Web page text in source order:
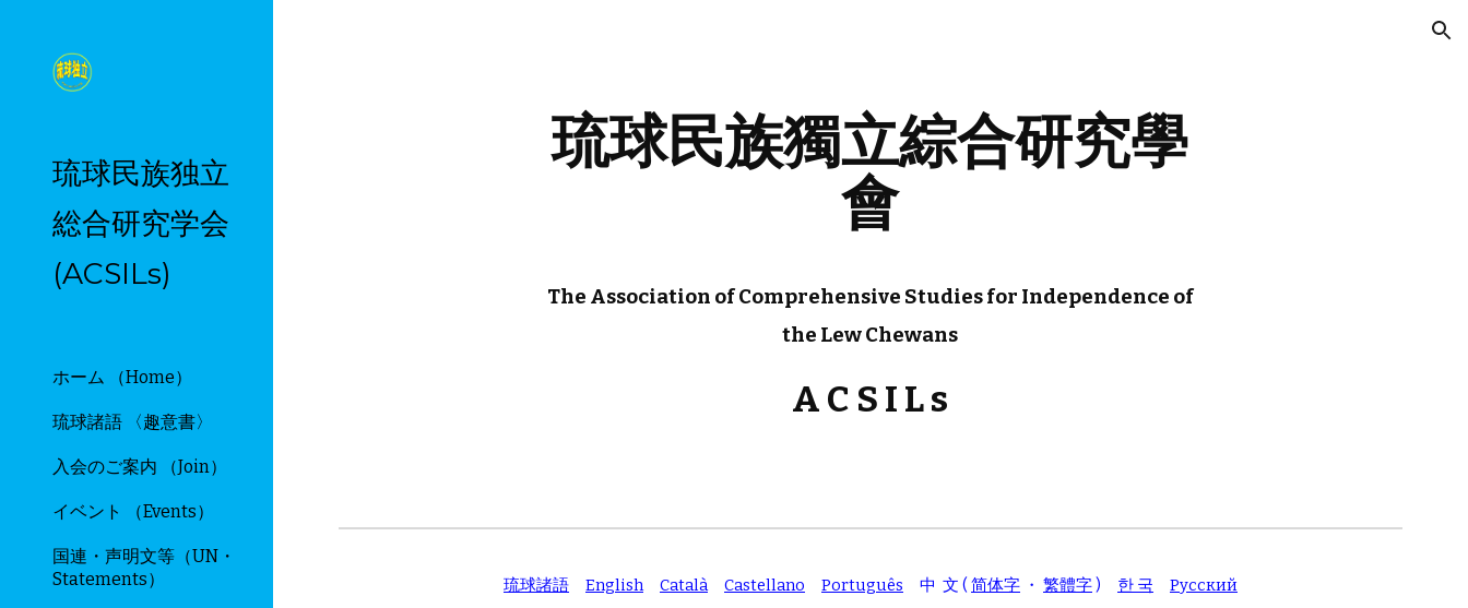
琉球民族独立
総合研究学会
(ACSILs)
ホーム （Home）
琉球諸語 〈趣意書〉
入会のご案内 （Join）
イベント （Events）
国連・声明文等（UN・
Statements）
琉球民族獨立綜合研究學
會
The Association of Comprehensive Studies for Independence of
the Lew Chewans
A C S I L s
琉球諸語 English Català Castellano Português 中 文 ( 简体字 ・ 繁體字 ) 한 국 Pусский